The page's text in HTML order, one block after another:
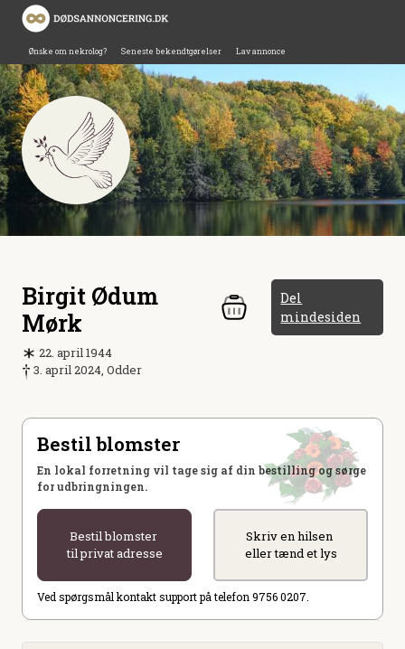
Ønske om nekrolog? Seneste bekendtgørelser Lav annonce
Birgit Ødum
Mørk
Del
mindesiden
22. april 1944
3. april 2024, Odder
Bestil blomster
En lokal forretning vil tage sig af din bestilling og sørge
for udbringningen.
Bestil blomster
til privat adresse
Skriv en hilsen
eller tænd et lys
Ved spørgsmål kontakt support på telefon 9756 0207.